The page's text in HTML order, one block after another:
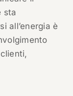
sta
all’energia è